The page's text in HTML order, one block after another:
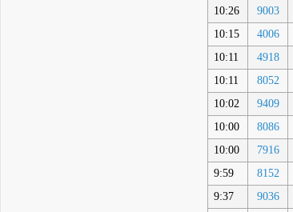
10:26
9003
10:15
4006
10:11
4918
10:11
8052
10:02
9409
10:00
8086
10:00
7916
9:59
8152
9:37
9036